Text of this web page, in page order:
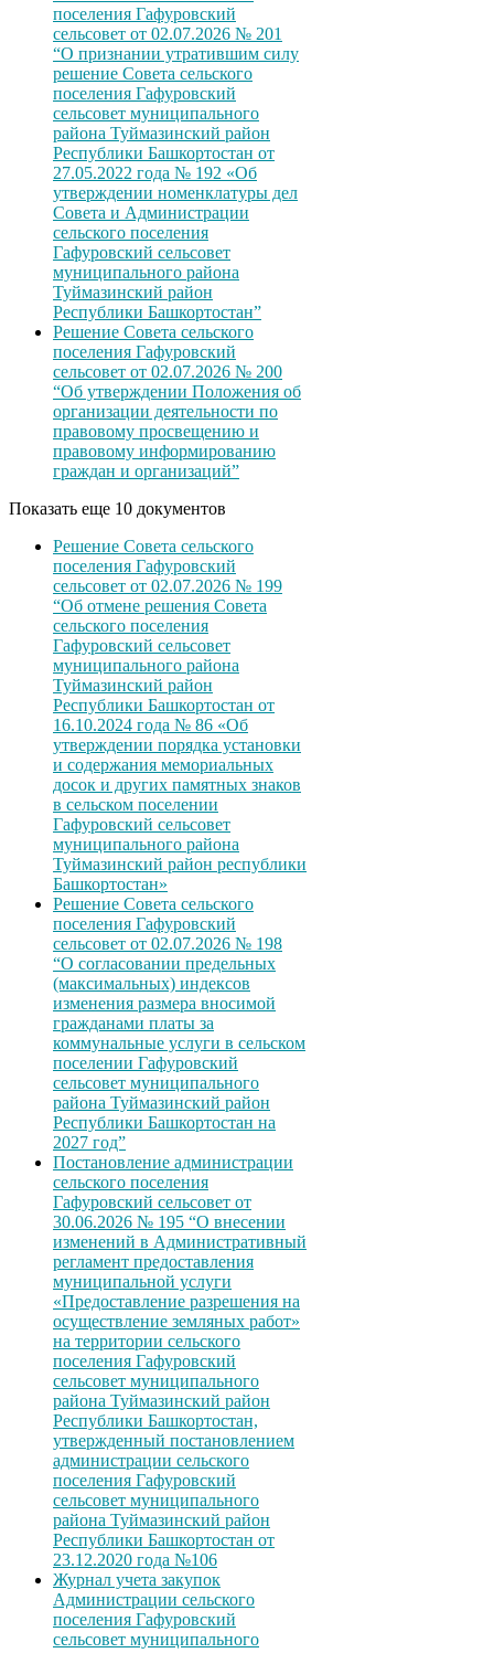
поселения Гафуровский
сельсовет от 02.07.2026 № 201
“О признании утратившим силу
решение Совета сельского
поселения Гафуровский
сельсовет муниципального
района Туймазинский район
Республики Башкортостан от
27.05.2022 года № 192 «Об
утверждении номенклатуры дел
Совета и Администрации
сельского поселения
Гафуровский сельсовет
муниципального района
Туймазинский район
Республики Башкортостан”
Решение Совета сельского
поселения Гафуровский
сельсовет от 02.07.2026 № 200
“Об утверждении Положения об
организации деятельности по
правовому просвещению и
правовому информированию
граждан и организаций”
Показать еще 10 документов
Решение Совета сельского
поселения Гафуровский
сельсовет от 02.07.2026 № 199
“Об отмене решения Совета
сельского поселения
Гафуровский сельсовет
муниципального района
Туймазинский район
Республики Башкортостан от
16.10.2024 года № 86 «Об
утверждении порядка установки
и содержания мемориальных
досок и других памятных знаков
в сельском поселении
Гафуровский сельсовет
муниципального района
Туймазинский район республики
Башкортостан»
Решение Совета сельского
поселения Гафуровский
сельсовет от 02.07.2026 № 198
“О согласовании предельных
(максимальных) индексов
изменения размера вносимой
гражданами платы за
коммунальные услуги в сельском
поселении Гафуровский
сельсовет муниципального
района Туймазинский район
Республики Башкортостан на
2027 год”
Постановление администрации
сельского поселения
Гафуровский сельсовет от
30.06.2026 № 195 “О внесении
изменений в Административный
регламент предоставления
муниципальной услуги
«Предоставление разрешения на
осуществление земляных работ»
на территории сельского
поселения Гафуровский
сельсовет муниципального
района Туймазинский район
Республики Башкортостан,
утвержденный постановлением
администрации сельского
поселения Гафуровский
сельсовет муниципального
района Туймазинский район
Республики Башкортостан от
23.12.2020 года №106
Журнал учета закупок
Администрации сельского
поселения Гафуровский
сельсовет муниципального